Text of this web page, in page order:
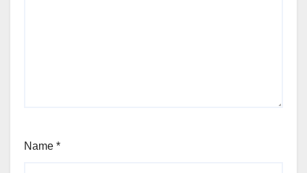
Name *